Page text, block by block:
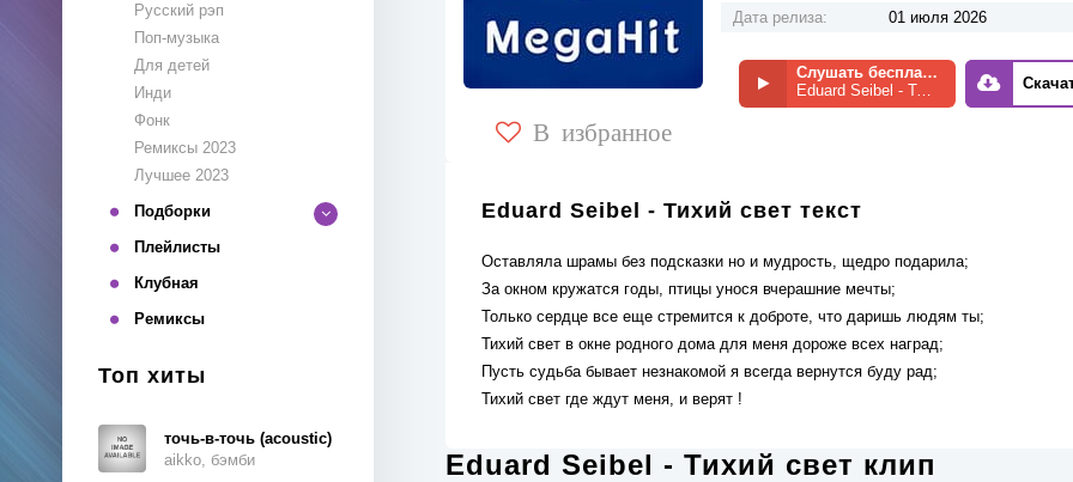
Русский рэп
Поп-музыка
Для детей
Инди
Фонк
Ремиксы 2023
Лучшее 2023
Подборки
Плейлисты
Клубная
Ремиксы
Топ хиты
точь-в-точь (acoustic)
aikko, бэмби
В избранное
Дата релиза:
01 июля 2026
Слушать бесплатно
Eduard Seibel - Тихий свет
Eduard Seibel - Тихий свет текст
Оставляла шрамы без подсказки но и мудрость, щедро подарила;
За окном кружатся годы, птицы унося вчерашние мечты;
Только сердце все еще стремится к доброте, что даришь людям ты;
Тихий свет в окне родного дома для меня дороже всех наград;
Пусть судьба бывает незнакомой я всегда вернутся буду рад;
Тихий свет где ждут меня, и верят !
Eduard Seibel - Тихий свет клип